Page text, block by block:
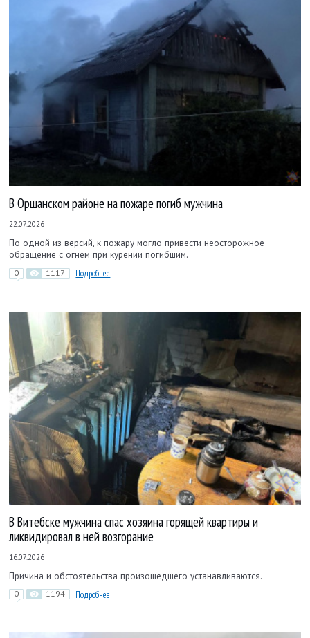
В Оршанском районе на пожаре погиб мужчина
22.07.2026
По одной из версий, к пожару могло привести неосторожное
обращение с огнем при курении погибшим.
0 1117 Подробнее
В Витебске мужчина спас хозяина горящей квартиры и
ликвидировал в ней возгорание
16.07.2026
Причина и обстоятельства произошедшего устанавливаются.
0 1194 Подробнее